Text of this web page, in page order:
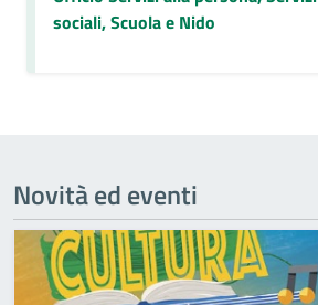
sociali, Scuola e Nido
Novità ed eventi